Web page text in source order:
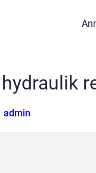
hydraulik
admin